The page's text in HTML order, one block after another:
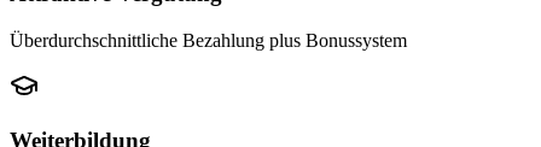
Überdurchschnittliche Bezahlung plus Bonussystem
Weiterbildung